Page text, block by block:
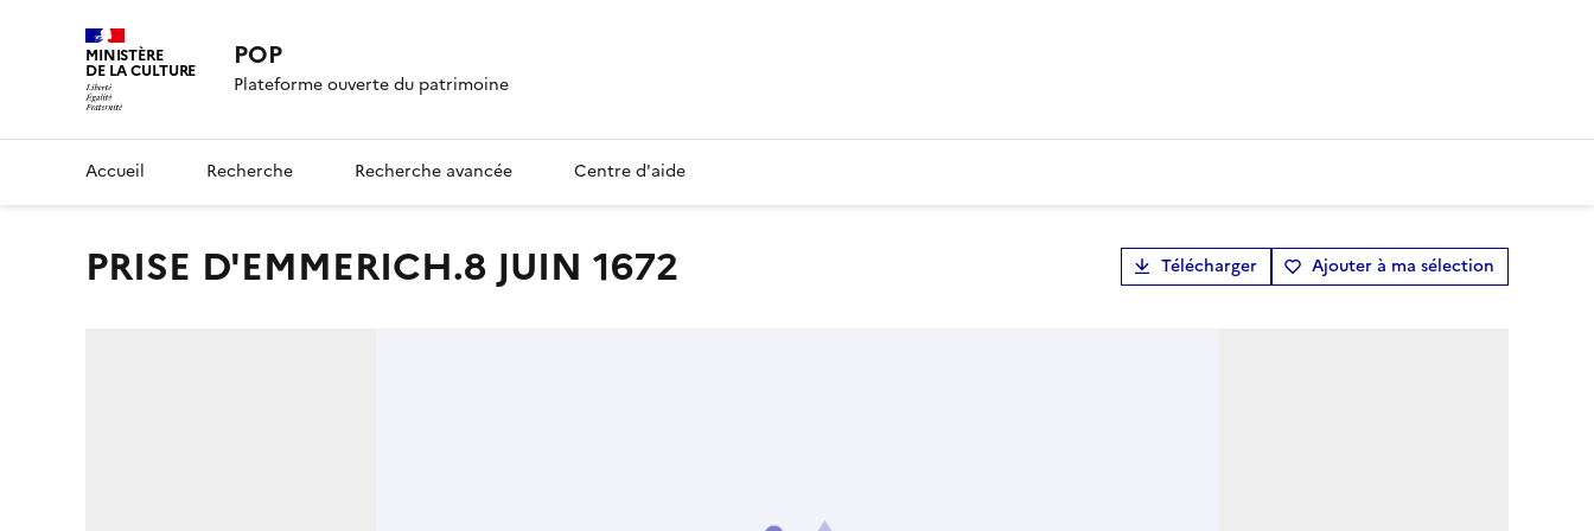
MINISTÈRE
DE LA CULTURE POP
Plateforme ouverte du patrimoine
Accueil Recherche Recherche avancée Centre d'aide
PRISE D'EMMERICH.8 JUIN 1672 Télécharger Ajouter à ma sélection